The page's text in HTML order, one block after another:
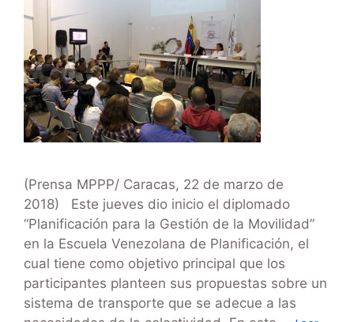
(Prensa MPPP/ Caracas, 22 de marzo de
2018) Este jueves dio inicio el diplomado
“Planificación para la Gestión de la Movilidad”
en la Escuela Venezolana de Planificación, el
cual tiene como objetivo principal que los
participantes planteen sus propuestas sobre un
sistema de transporte que se adecue a las